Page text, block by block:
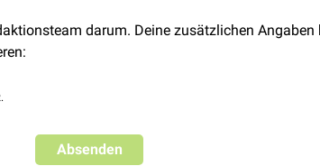
darum. Deine zusätzlichen Angaben
Absenden